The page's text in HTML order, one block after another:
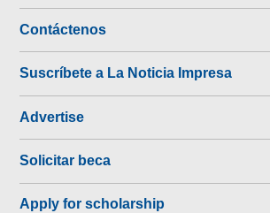
Contáctenos
Suscríbete a La Noticia Impresa
Advertise
Solicitar beca
Apply for scholarship